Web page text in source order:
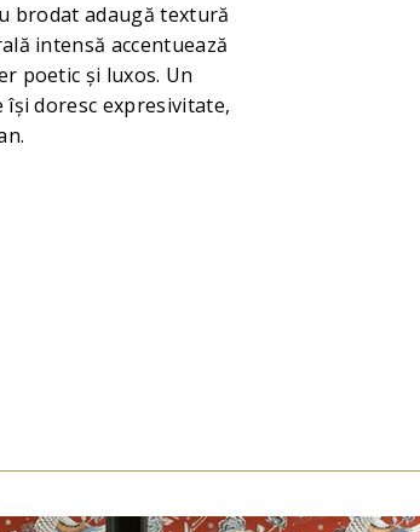
brodat adaugă textură
intensă accentuează
poetic și luxos. Un
doresc expresivitate,